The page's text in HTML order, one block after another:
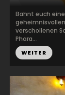
Bahnt euch
verschollenen
Phara...
WEITER